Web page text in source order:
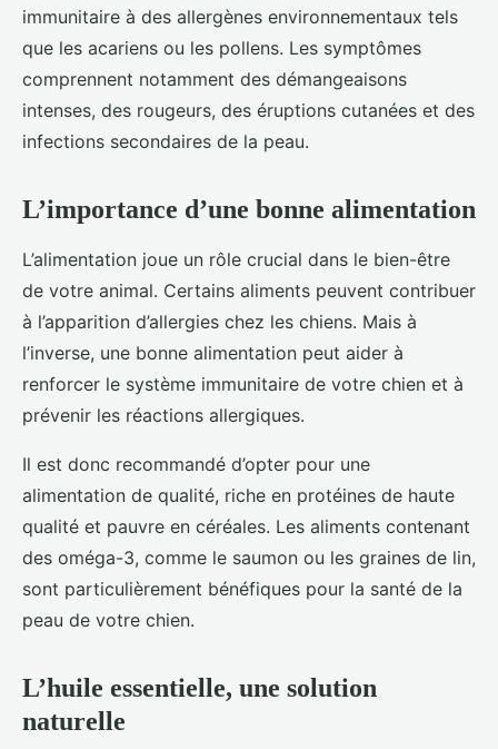
immunitaire à des allergènes environnementaux tels
que les acariens ou les pollens. Les symptômes
comprennent notamment des démangeaisons
intenses, des rougeurs, des éruptions cutanées et des
infections secondaires de la peau.
L’importance d’une bonne alimentation
L’alimentation joue un rôle crucial dans le bien-être
de votre animal. Certains aliments peuvent contribuer
à l’apparition d’allergies chez les chiens. Mais à
l’inverse, une bonne alimentation peut aider à
renforcer le système immunitaire de votre chien et à
prévenir les réactions allergiques.
Il est donc recommandé d’opter pour une
alimentation de qualité, riche en protéines de haute
qualité et pauvre en céréales. Les aliments contenant
des oméga-3, comme le saumon ou les graines de lin,
sont particulièrement bénéfiques pour la santé de la
peau de votre chien.
L’huile essentielle, une solution
naturelle